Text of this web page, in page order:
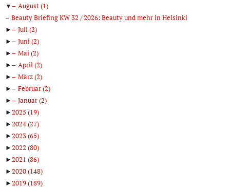
▼
August(1)
Beauty Briefing KW 32 / 2026: Beauty und mehr in Helsinki
►
Juli(2)
►
Juni(2)
►
Mai(2)
►
April(2)
►
März(2)
►
Februar(2)
►
Januar(2)
►2025 (19)
►2024(27)
►2023(65)
►2022 (80)
►2021 (86)
►2020(148)
►2019(189)